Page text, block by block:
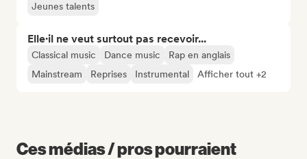
Jeunes talents
Elle·il ne veut surtout pas recevoir...
Classical music Dance music
Rap en anglais
Mainstream
Reprises Instrumental Afficher tout +2
Ces médias / pros pourraient